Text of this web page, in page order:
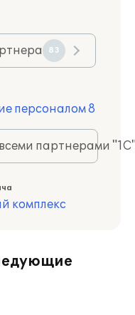
83
персоналом 8
партнерами
комплекс